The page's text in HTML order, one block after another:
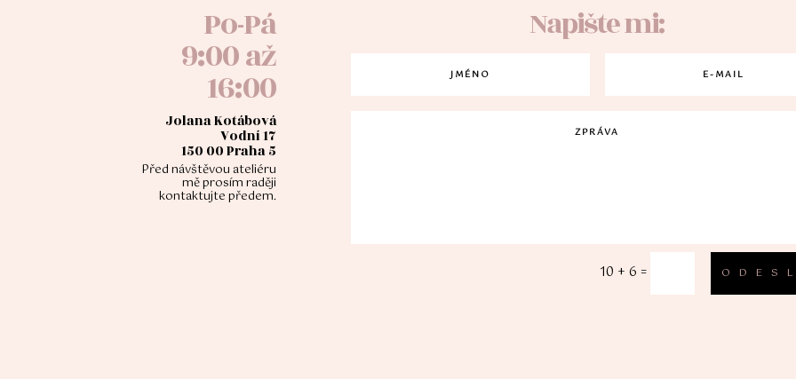
Po-Pá
9:00 až
16:00
Jolana Kotábová
Vodní 17
150 00 Praha 5
Před návštěvou ateliéru
mě prosím raději
kontaktujte předem.
Napište mi:
10 + 6 =